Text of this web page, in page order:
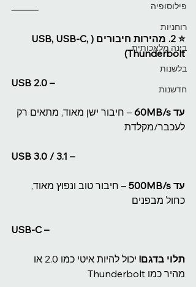
פילוסופיה
רוחניות
בינה מלאכותית
בלשנות
חדשנות
⸻
⭐️ 2. מהירות חיבורים (USB, USB-C,
Thunderbolt)
USB 2.0 –
עד 60MB/s
– חיבור ישן מאוד, מתאים רק
לעכבר/מקלדת
USB 3.0 / 3.1 –
עד 500MB/s
– חיבור טוב ונפוץ מאוד,
כחול מבפנים
USB-C –
תלוי בדגם!
יכול להיות איטי כמו 2.0 או
מהיר כמו Thunderbolt